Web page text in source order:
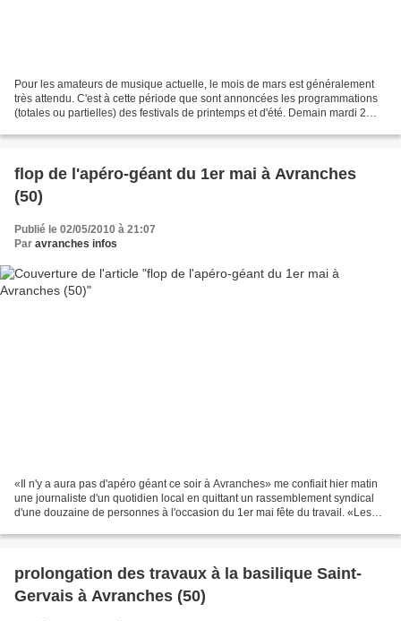
Pour les amateurs de musique actuelle, le mois de mars est généralement
très attendu. C'est à cette période que sont annoncées les programmations
(totales ou partielles) des festivals de printemps et d'été. Demain mardi 2
flop de l'apéro-géant du 1er mai à Avranches
(50)
Publié le 02/05/2010 à 21:07
Par avranches infos
«Il n'y a aura pas d'apéro géant ce soir à Avranches» me confiait hier matin
une journaliste d'un quotidien local en quittant un rassemblement syndical
d'une douzaine de personnes à l'occasion du 1er mai fête du travail. «Les
prolongation des travaux à la basilique Saint-
Gervais à Avranches (50)